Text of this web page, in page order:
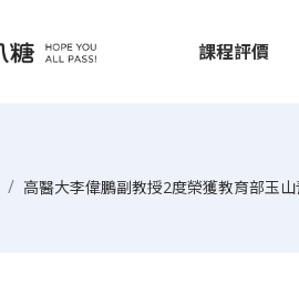
課程評價
高醫大李偉鵬副教授2度榮獲教育部玉